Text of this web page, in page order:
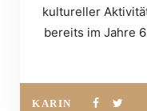
kultureller
bereits im Jahre
KARIN